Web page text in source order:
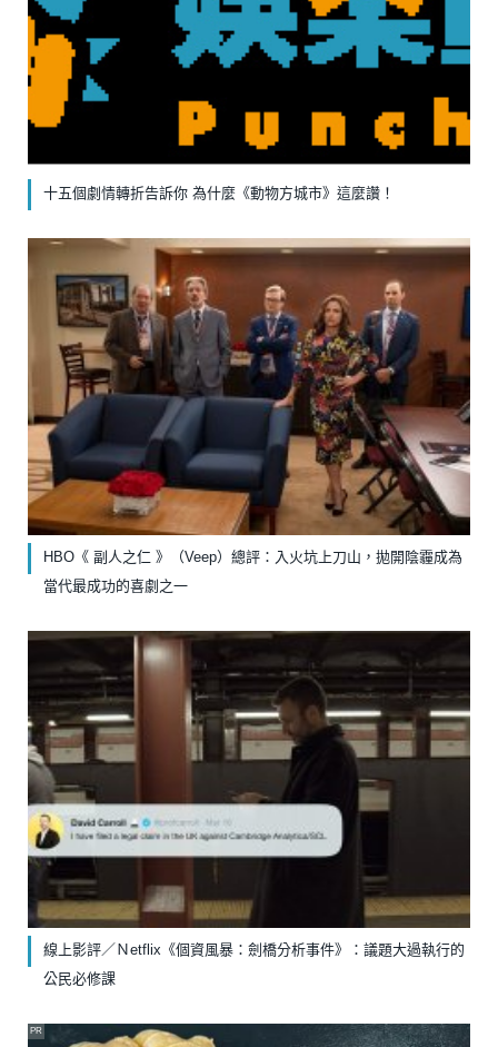
十五個劇情轉折告訴你 為什麼《動物方城市》這麼讚！
HBO《 副人之仁 》（Veep）總評：入火坑上刀山，拋開陰霾成為
當代最成功的喜劇之一
線上影評／Ｎetflix《個資風暴：劍橋分析事件》：議題大過執行的
公民必修課
PR